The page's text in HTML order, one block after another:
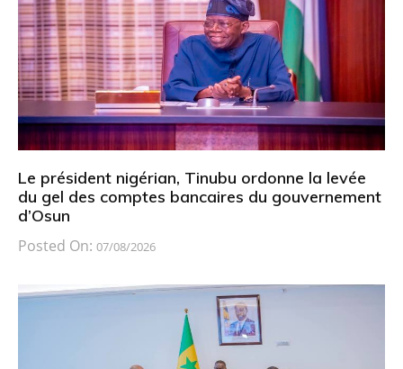
Le président nigérian, Tinubu ordonne la levée
du gel des comptes bancaires du gouvernement
d’Osun
Posted On: 07/08/2026